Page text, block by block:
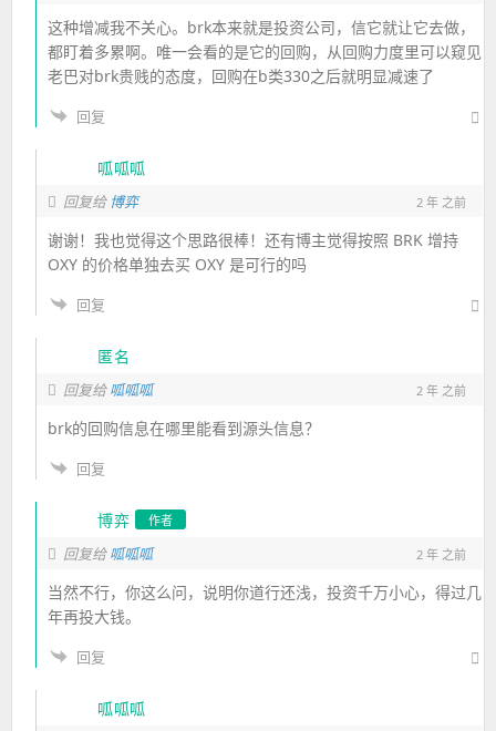
这种增减我不关心。brk本来就是投资公司，信它就让它去做，
都盯着多累啊。唯一会看的是它的回购，从回购力度里可以窥见
老巴对brk贵贱的态度，回购在b类330之后就明显减速了
回复
呱呱呱
回复给 博弈 2 年 之前
谢谢！我也觉得这个思路很棒！还有博主觉得按照 BRK 增持
OXY 的价格单独去买 OXY 是可行的吗
回复
匿名
回复给呱呱呱 2 年 之前
brk的回购信息在哪里能看到源头信息？
回复
博弈 作者
回复给呱呱呱 2 年 之前
当然不行，你这么问，说明你道行还浅，投资千万小心，得过几
年再投大钱。
回复
呱呱呱